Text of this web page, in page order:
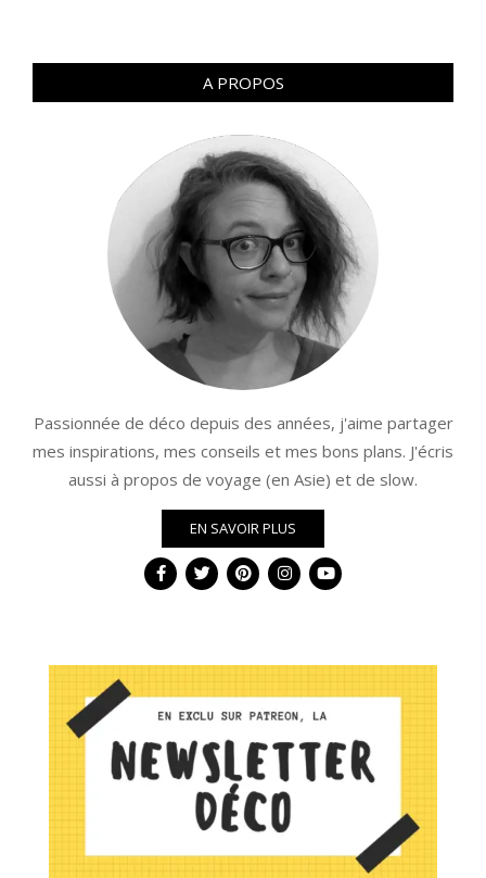
A PROPOS
Passionnée de déco depuis des années, j'aime partager
mes inspirations, mes conseils et mes bons plans. J'écris
aussi à propos de voyage (en Asie) et de slow.
EN SAVOIR PLUS